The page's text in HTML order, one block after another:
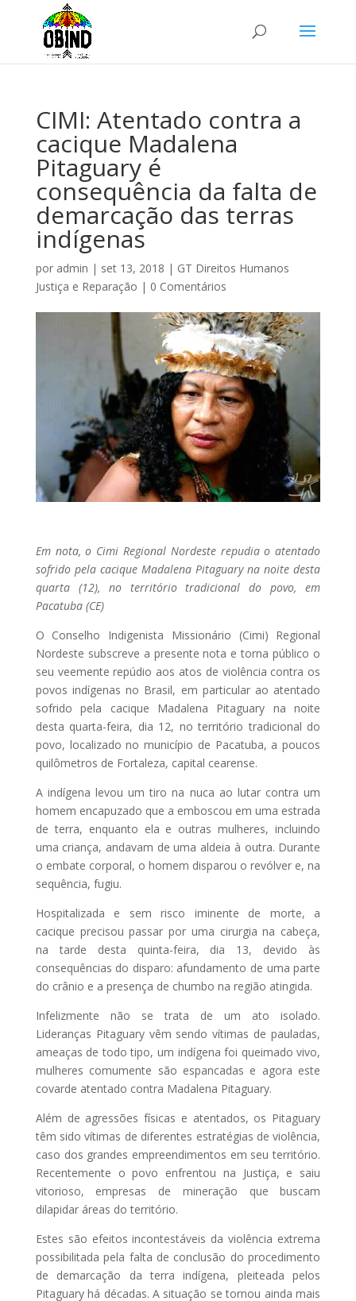
CIMI: Atentado contra a
cacique Madalena
Pitaguary é
consequência da falta de
demarcação das terras
indígenas
por admin | set 13, 2018 | GT Direitos Humanos
Justiça e Reparação | 0 Comentários
Em nota, o Cimi Regional Nordeste repudia o atentado
sofrido pela cacique Madalena Pitaguary na noite desta
quarta (12), no território tradicional do povo, em
Pacatuba (CE)
O Conselho Indigenista Missionário (Cimi) Regional
Nordeste subscreve a presente nota e torna público o
seu veemente repúdio aos atos de violência contra os
povos indígenas no Brasil, em particular ao atentado
sofrido pela cacique Madalena Pitaguary na noite
desta quarta-feira, dia 12, no território tradicional do
povo, localizado no município de Pacatuba, a poucos
quilômetros de Fortaleza, capital cearense.
A indígena levou um tiro na nuca ao lutar contra um
homem encapuzado que a emboscou em uma estrada
de terra, enquanto ela e outras mulheres, incluindo
uma criança, andavam de uma aldeia à outra. Durante
o embate corporal, o homem disparou o revólver e, na
sequência, fugiu.
Hospitalizada e sem risco iminente de morte, a
cacique precisou passar por uma cirurgia na cabeça,
na tarde desta quinta-feira, dia 13, devido às
consequências do disparo: afundamento de uma parte
do crânio e a presença de chumbo na região atingida.
Infelizmente não se trata de um ato isolado.
Lideranças Pitaguary vêm sendo vítimas de pauladas,
ameaças de todo tipo, um indígena foi queimado vivo,
mulheres comumente são espancadas e agora este
covarde atentado contra Madalena Pitaguary.
Além de agressões físicas e atentados, os Pitaguary
têm sido vítimas de diferentes estratégias de violência,
caso dos grandes empreendimentos em seu território.
Recentemente o povo enfrentou na Justiça, e saiu
vitorioso, empresas de mineração que buscam
dilapidar áreas do território.
Estes são efeitos incontestáveis da violência extrema
possibilitada pela falta de conclusão do procedimento
de demarcação da terra indígena, pleiteada pelos
Pitaguary há décadas. A situação se tornou ainda mais